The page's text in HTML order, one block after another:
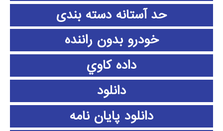
حد آستانه دسته بندی
خودرو بدون راننده
داده كاوي
دانلود
دانلود پايان نامه